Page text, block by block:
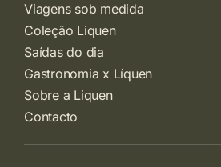
Viagens sob medida
Coleção Liquen
Saídas do dia
Gastronomia x Líquen
Sobre a Liquen
Contacto